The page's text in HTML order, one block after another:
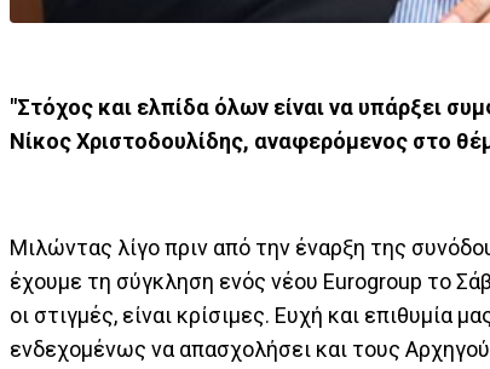
"Στόχος και ελπίδα όλων είναι να υπάρξει
Νίκος Χριστοδουλίδης, αναφερόμενος στο
Μιλώντας λίγο πριν από την έναρξη της
έχουμε τη σύγκληση ενός νέου Eurogroup το
οι στιγμές, είναι κρίσιμες. Ευχή και επιθυμία
ενδεχομένως να απασχολήσει και τους